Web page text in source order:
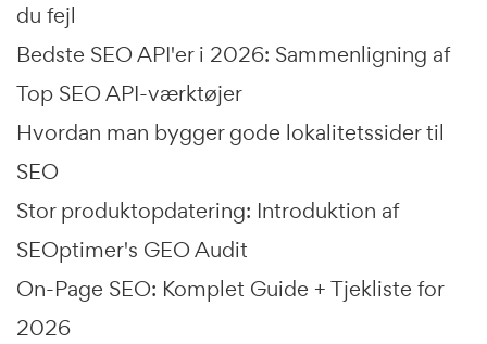
du fejl
Bedste SEO API'er i 2026: Sammenligning af
Top SEO API-værktøjer
Hvordan man bygger gode lokalitetssider til
SEO
Stor produktopdatering: Introduktion af
SEOptimer's GEO Audit
On-Page SEO: Komplet Guide + Tjekliste for
2026